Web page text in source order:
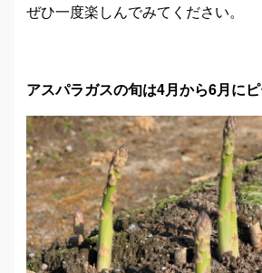
ぜひ一度楽しんでみてください。
アスパラガスの旬は4月から6月にピ